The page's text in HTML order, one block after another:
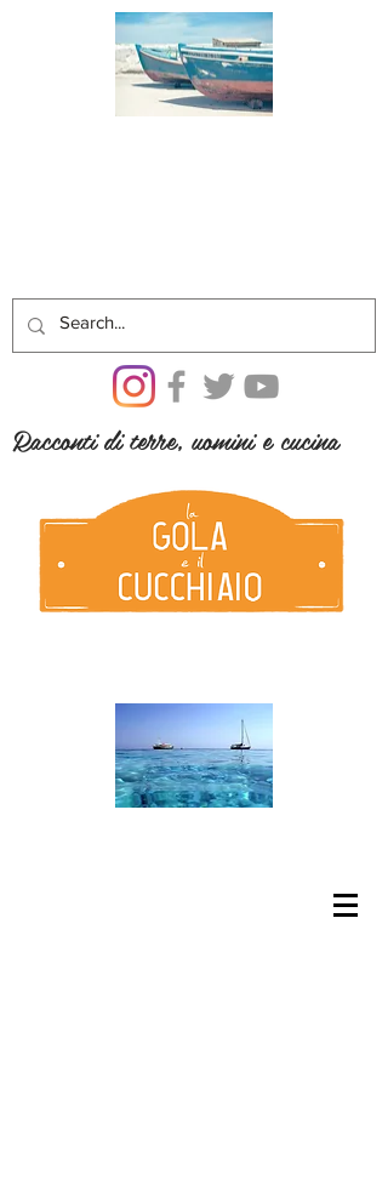
Racconti di terre, uomini e cucina